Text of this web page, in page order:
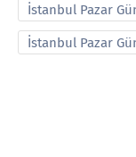
İstanbul Pazar
İstanbul Pazar